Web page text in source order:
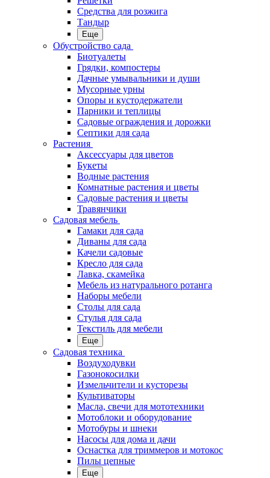
Средства для розжига
Тандыр
Еще
Обустройство сада
Биотуалеты
Грядки, компостеры
Дачные умывальники и души
Мусорные урны
Опоры и кустодержатели
Парники и теплицы
Садовые ограждения и дорожки
Септики для сада
Растения
Аксессуары для цветов
Букеты
Водные растения
Комнатные растения и цветы
Садовые растения и цветы
Травянчики
Садовая мебель
Гамаки для сада
Диваны для сада
Качели садовые
Кресло для сада
Лавка, скамейка
Мебель из натурального ротанга
Наборы мебели
Столы для сада
Стулья для сада
Текстиль для мебели
Еще
Садовая техника
Воздуходувки
Газонокосилки
Измельчители и кусторезы
Культиваторы
Масла, свечи для мототехники
Мотоблоки и оборудование
Мотобуры и шнеки
Насосы для дома и дачи
Оснастка для триммеров и мотокос
Пилы цепные
Еще